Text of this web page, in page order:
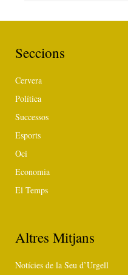
Seccions
Cervera
Política
Successos
Esports
Oci
Economia
El Temps
Altres Mitjans
Notícies de la Seu d’Urgell